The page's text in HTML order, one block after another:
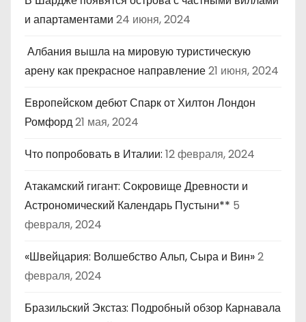
и апартаментами 24 июня, 2024
Албания вышла на мировую туристическую
арену как прекрасное направление21 июня, 2024
Европейском дебют Спарк от Хилтон Лондон
Ромфорд21 мая, 2024
Что попробовать в Италии: 12 февраля, 2024
Атакамский гигант: Сокровище Древности и
Астрономический Календарь Пустыни** 5
февраля, 2024
«Швейцария: Волшебство Альп, Сыра и Вин»2
февраля, 2024
Бразильский Экстаз: Подробный обзор Карнавала